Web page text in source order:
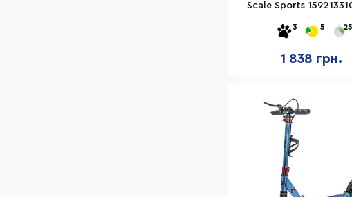
Scale Sports
3 5 25
1 838 грн.